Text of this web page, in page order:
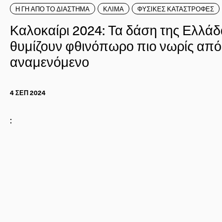
Η ΓΗ ΑΠΟ ΤΟ ΔΙΑΣΤΗΜΑ ΚΛΙΜΑ ΦΥΣΙΚΕΣ ΚΑΤΑΣΤΡΟΦΕΣ
Καλοκαίρι 2024: Τα δάση της
θυμίζουν φθινόπωρο πιο νωρίς
αναμενόμενο
4 ΣΕΠ 2024
: